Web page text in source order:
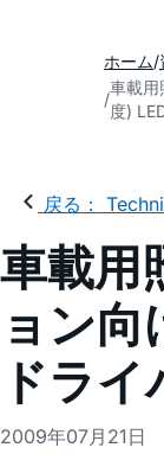
ホーム
車載用
度)
戻る：
車載用
ョン向
ドラ
2009年07月21日